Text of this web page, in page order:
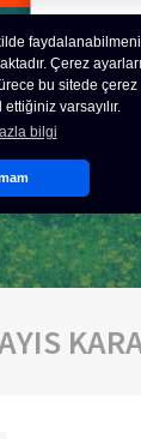
Çerez
bu sitede çerez
ettiğiniz varsayılır.
bilgi